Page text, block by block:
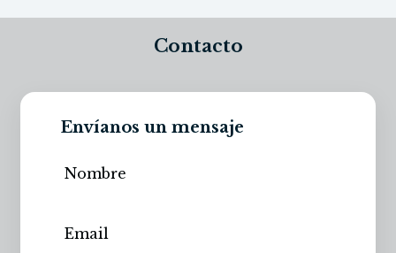
Contacto
Envíanos un mensaje